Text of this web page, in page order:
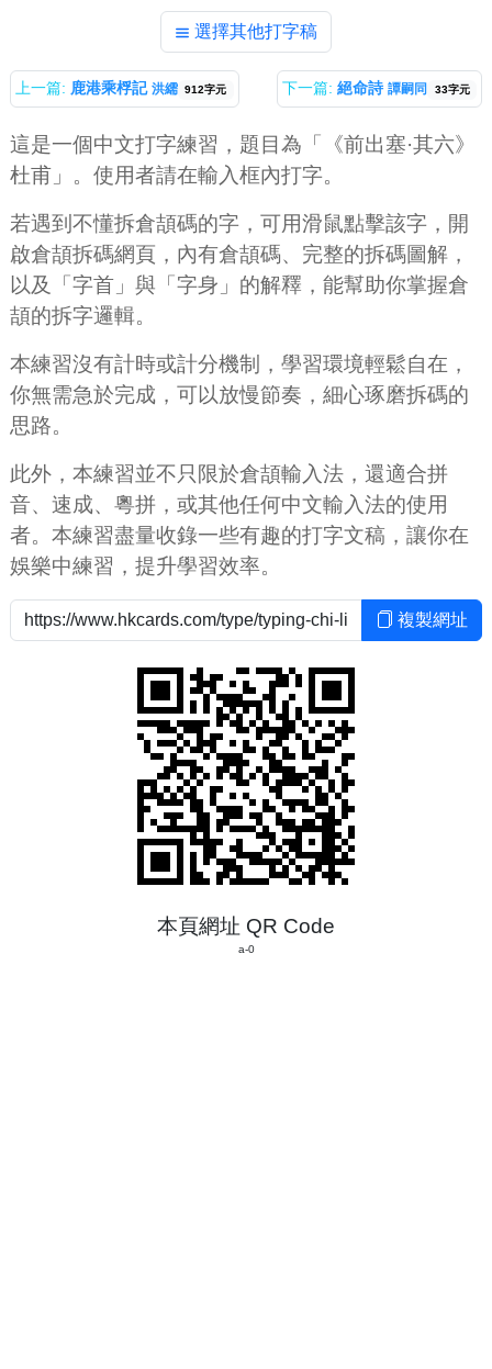
選擇其他打字稿
上一篇: 鹿港乘桴記 洪繻 912字元 下一篇: 絕命詩 譚嗣同 33字元
這是一個中文打字練習，題目為「《前出塞·其六》
杜甫」。使用者請在輸入框內打字。
若遇到不懂拆倉頡碼的字，可用滑鼠點擊該字，開
啟倉頡拆碼網頁，內有倉頡碼、完整的拆碼圖解，
以及「字首」與「字身」的解釋，能幫助你掌握倉
頡的拆字邏輯。
本練習沒有計時或計分機制，學習環境輕鬆自在，
你無需急於完成，可以放慢節奏，細心琢磨拆碼的
思路。
此外，本練習並不只限於倉頡輸入法，還適合拼
音、速成、粵拼，或其他任何中文輸入法的使用
者。本練習盡量收錄一些有趣的打字文稿，讓你在
娛樂中練習，提升學習效率。
複製網址
本頁網址 QR Code
a-0